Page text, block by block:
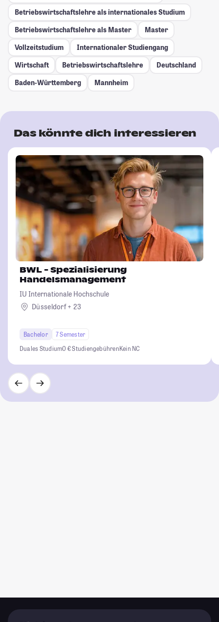
Betriebswirtschaftslehre als internationales Studium
Betriebswirtschaftslehre als Master
Master
Vollzeitstudium
Internationaler Studiengang
Wirtschaft
Betriebswirtschaftslehre
Deutschland
Baden-Württemberg
Mannheim
Das könnte dich interessieren
BWL - Spezialisierung
Handelsmanagement
IU Internationale Hochschule
Düsseldorf + 23
Bachelor
7 Semester
Duales Studium0 € StudiengebührenKein NC